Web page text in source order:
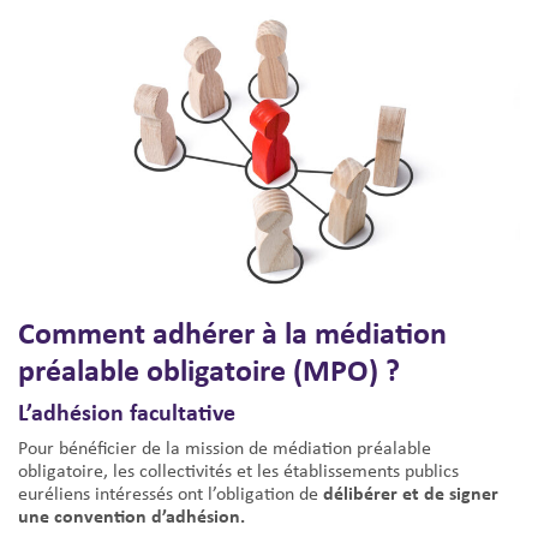
Comment adhérer à la médiation
préalable obligatoire (MPO) ?
L’adhésion facultative
Pour bénéficier de la mission de médiation préalable
obligatoire, les collectivités et les établissements publics
euréliens intéressés ont l’obligation dedélibérer et de signer
une convention d’adhésion.